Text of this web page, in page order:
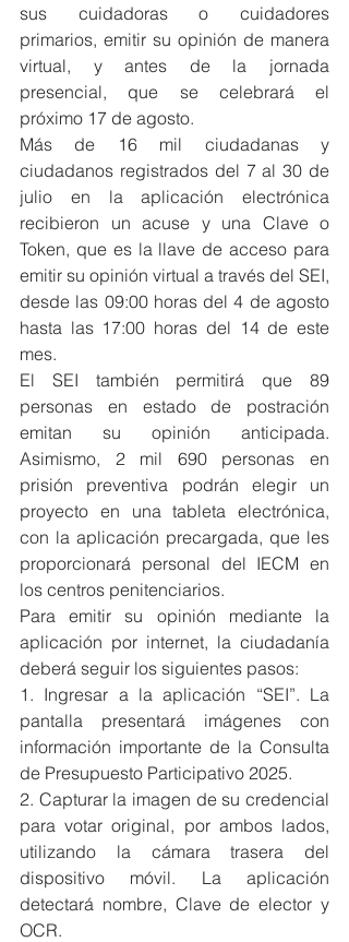
sus cuidadoras o cuidadores
primarios, emitir su opinión de manera
virtual, y antes de la jornada
presencial, que se celebrará el
próximo 17 de agosto.
Más de 16 mil ciudadanas y
ciudadanos registrados del 7 al 30 de
julio en la aplicación electrónica
recibieron un acuse y una Clave o
Token, que es la llave de acceso para
emitir su opinión virtual a través del SEI,
desde las 09:00 horas del 4 de agosto
hasta las 17:00 horas del 14 de este
mes.
El SEI también permitirá que 89
personas en estado de postración
emitan su opinión anticipada.
Asimismo, 2 mil 690 personas en
prisión preventiva podrán elegir un
proyecto en una tableta electrónica,
con la aplicación precargada, que les
proporcionará personal del IECM en
los centros penitenciarios.
Para emitir su opinión mediante la
aplicación por internet, la ciudadanía
deberá seguir los siguientes pasos:
1. Ingresar a la aplicación “SEI”. La
pantalla presentará imágenes con
información importante de la Consulta
de Presupuesto Participativo 2025.
2. Capturar la imagen de su credencial
para votar original, por ambos lados,
utilizando la cámara trasera del
dispositivo móvil. La aplicación
detectará nombre, Clave de elector y
OCR.